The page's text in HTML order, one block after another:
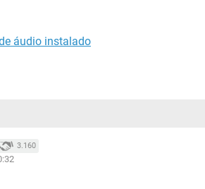
áudio instalado
3.160